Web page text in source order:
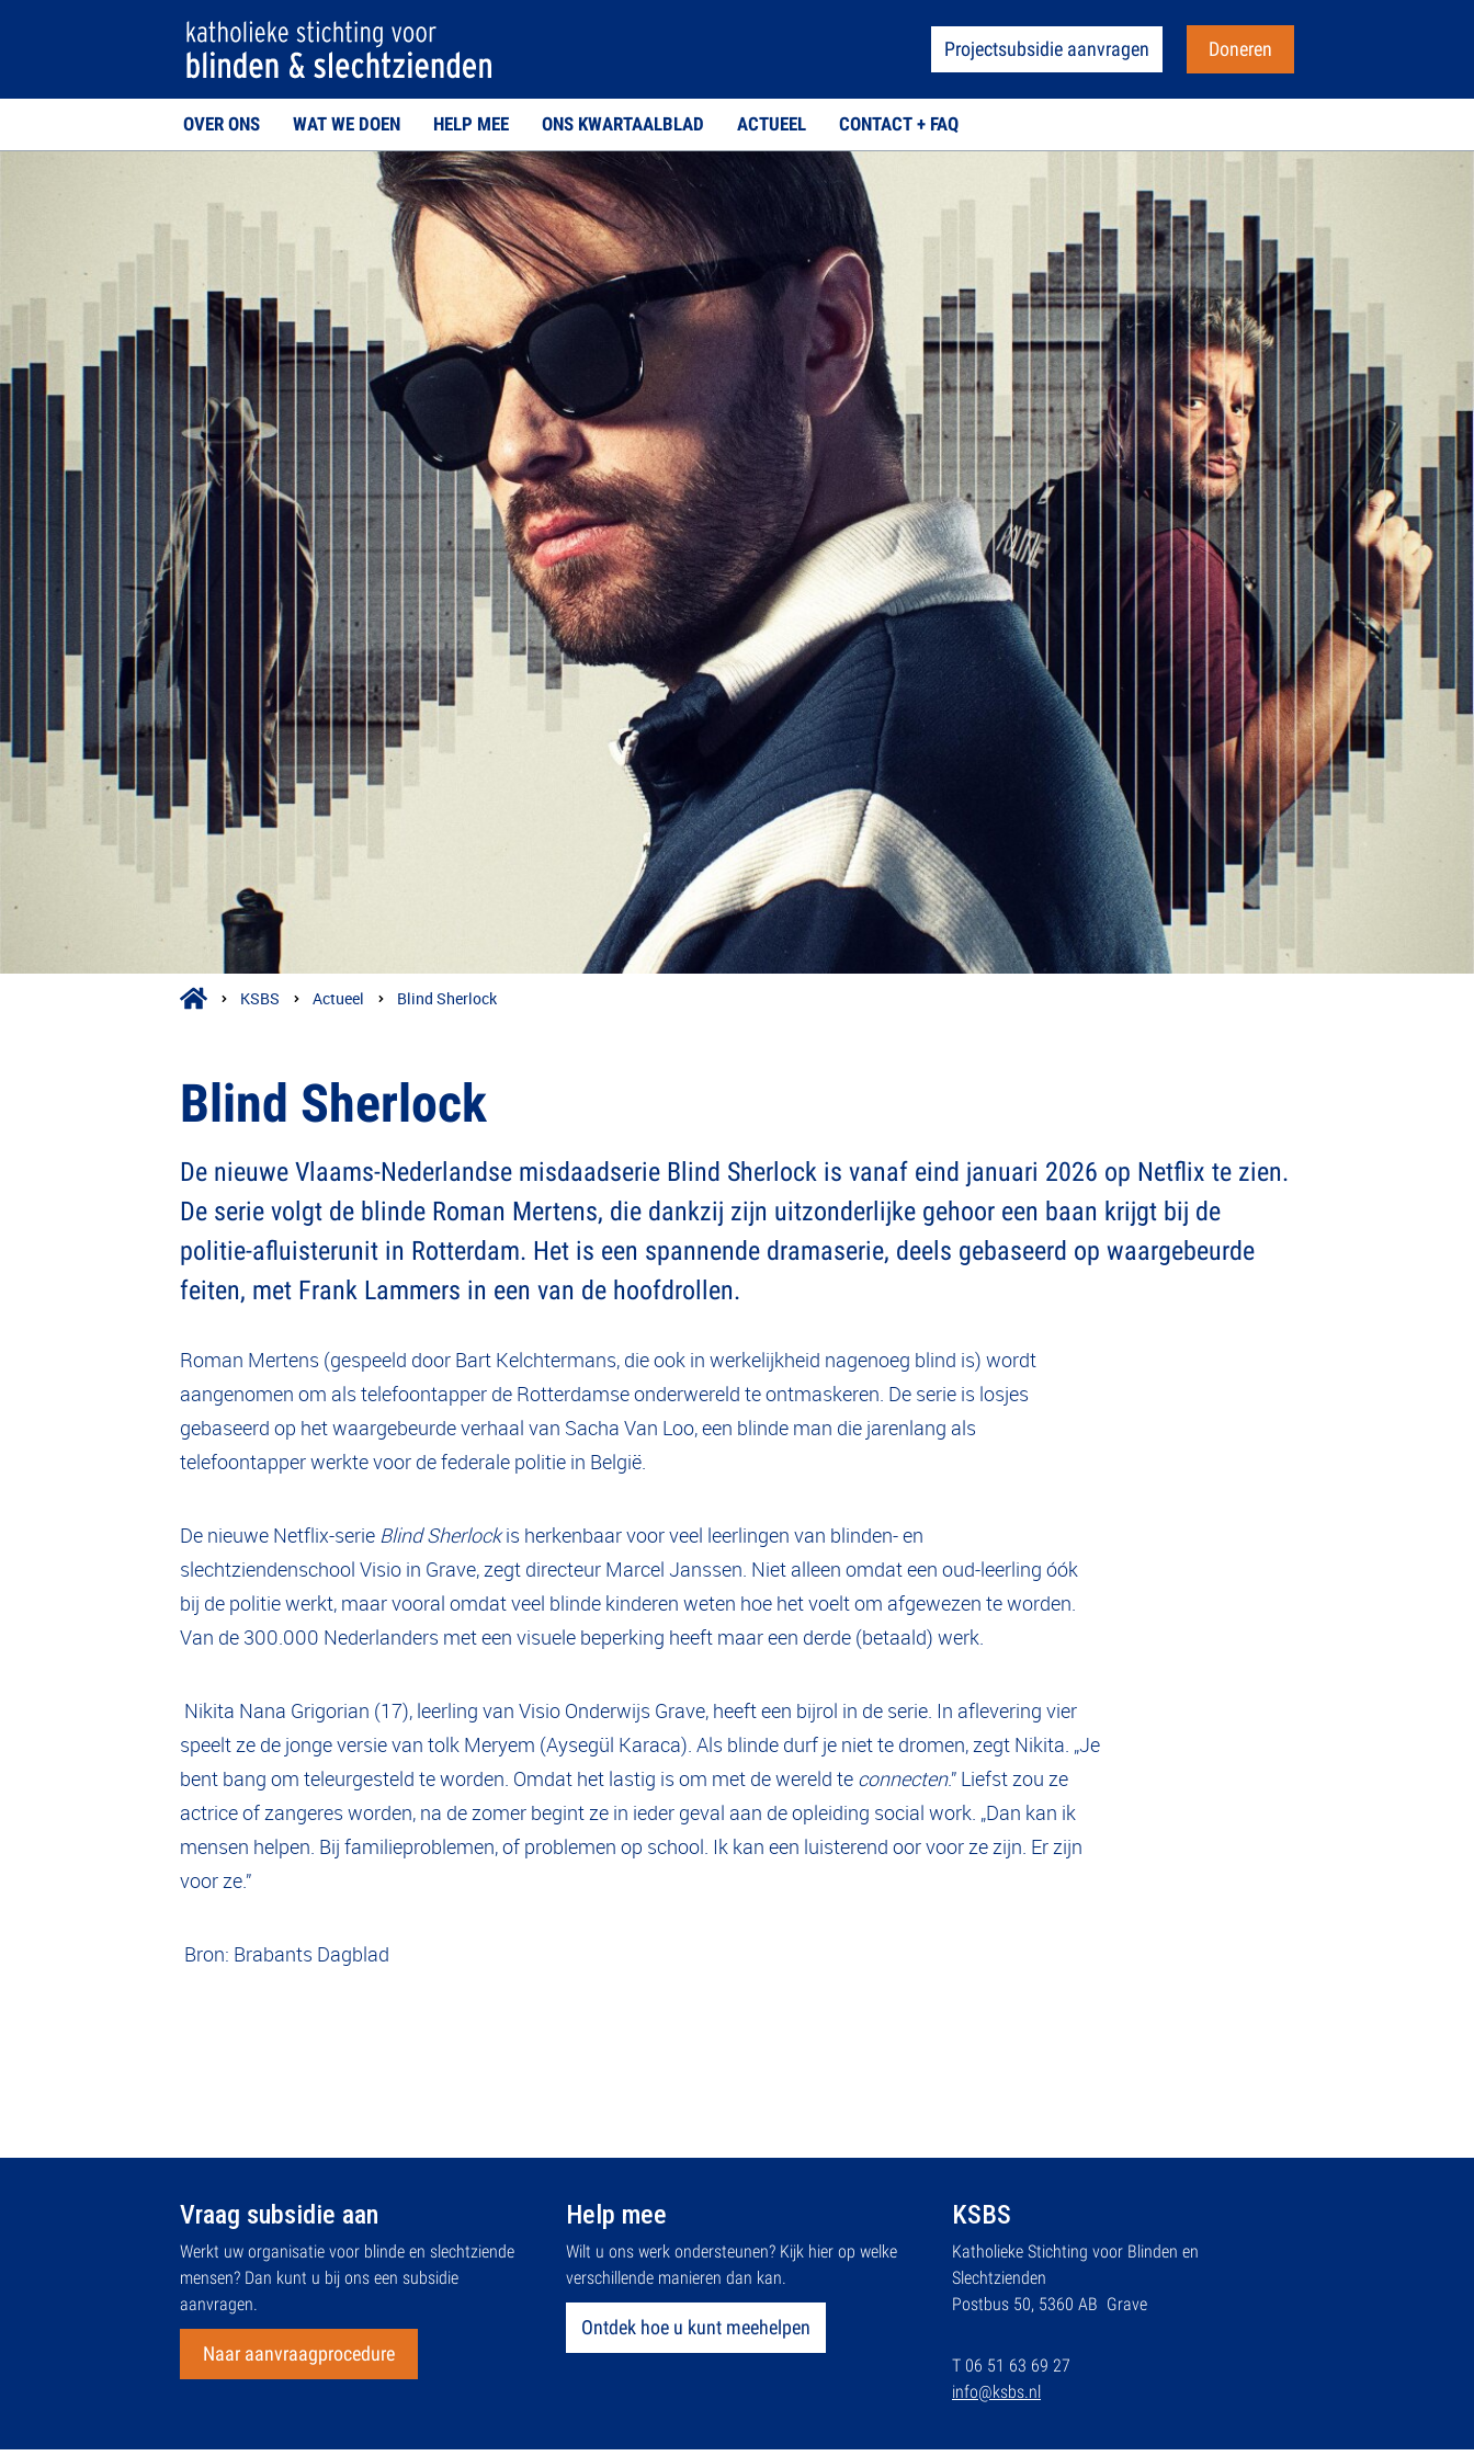
Projectsubsidie aanvragen Doneren
OVER ONS WAT WE DOEN HELP MEE ONS KWARTAALBLAD ACTUEEL CONTACT + FAQ
KSBS Actueel Blind Sherlock
Blind Sherlock
De nieuwe Vlaams-Nederlandse misdaadserie Blind Sherlock is vanaf eind januari 2026 op Netflix te zien.
De serie volgt de blinde Roman Mertens, die dankzij zijn uitzonderlijke gehoor een baan krijgt bij de
politie-afluisterunit in Rotterdam. Het is een spannende dramaserie, deels gebaseerd op waargebeurde
feiten, met Frank Lammers in een van de hoofdrollen.
Roman Mertens (gespeeld door Bart Kelchtermans, die ook in werkelijkheid nagenoeg blind is) wordt
aangenomen om als telefoontapper de Rotterdamse onderwereld te ontmaskeren. De serie is losjes
gebaseerd op het waargebeurde verhaal van Sacha Van Loo, een blinde man die jarenlang als
telefoontapper werkte voor de federale politie in België.
De nieuwe Netflix-serie Blind Sherlockis herkenbaar voor veel leerlingen van blinden- en
slechtziendenschool Visio in Grave, zegt directeur Marcel Janssen. Niet alleen omdat een oud-leerling óók
bij de politie werkt, maar vooral omdat veel blinde kinderen weten hoe het voelt om afgewezen te worden.
Van de 300.000 Nederlanders met een visuele beperking heeft maar een derde (betaald) werk.
Nikita Nana Grigorian (17), leerling van Visio Onderwijs Grave, heeft een bijrol in de serie. In aflevering vier
speelt ze de jonge versie van tolk Meryem (Aysegül Karaca). Als blinde durf je niet te dromen, zegt Nikita. „Je
bent bang om teleurgesteld te worden. Omdat het lastig is om met de wereld te connecten.” Liefst zou ze
actrice of zangeres worden, na de zomer begint ze in ieder geval aan de opleiding social work. „Dan kan ik
mensen helpen. Bij familieproblemen, of problemen op school. Ik kan een luisterend oor voor ze zijn. Er zijn
voor ze.”
Bron: Brabants Dagblad
Vraag subsidie aan
Werkt uw organisatie voor blinde en slechtziende
mensen? Dan kunt u bij ons een subsidie
aanvragen.
Naar aanvraagprocedure
Help mee
Wilt u ons werk ondersteunen? Kijk hier op welke
verschillende manieren dan kan.
Ontdek hoe u kunt meehelpen
KSBS
Katholieke Stichting voor Blinden en
Slechtzienden
Postbus 50, 5360 AB Grave
T 06 51 63 69 27
info@ksbs.nl